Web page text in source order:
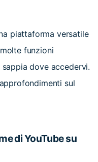
piattaforma versatile
funzioni
dove accedervi.
sul
di YouTube su